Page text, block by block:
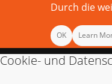
Durch die
OK Learn
Cookie- und